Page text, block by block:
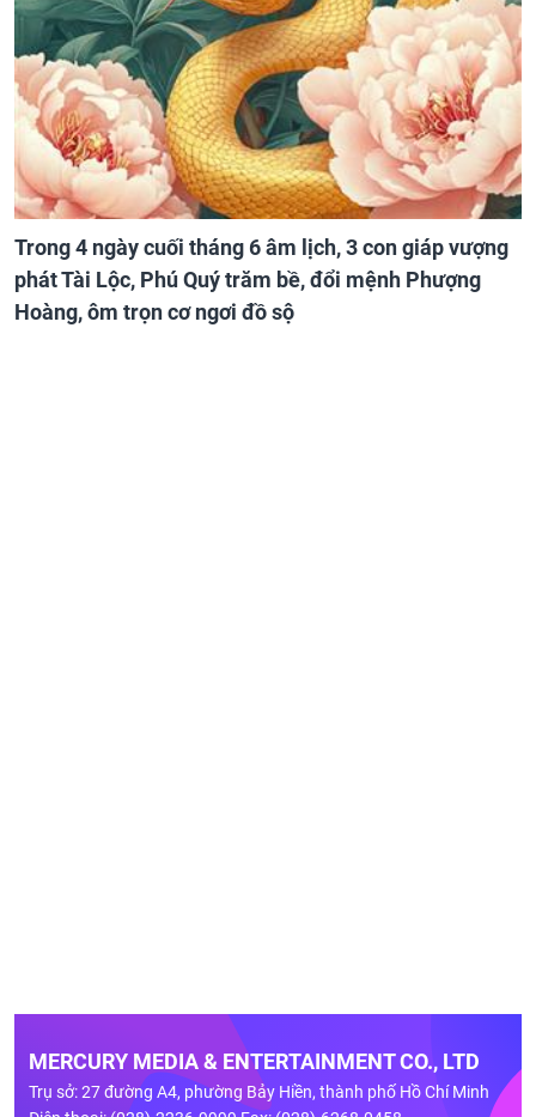
Trong 4 ngày cuối tháng 6 âm lịch, 3 con giáp vượng
phát Tài Lộc, Phú Quý trăm bề, đổi mệnh Phượng
Hoàng, ôm trọn cơ ngơi đồ sộ
MERCURY MEDIA & ENTERTAINMENT CO., LTD
Trụ sở: 27 đường A4, phường Bảy Hiền, thành phố Hồ Chí Minh